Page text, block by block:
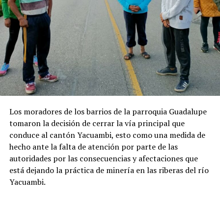
Los moradores de los barrios de la parroquia Guadalupe
tomaron la decisión de cerrar la vía principal que
conduce al cantón Yacuambi, esto como una medida de
hecho ante la falta de atención por parte de las
autoridades por las consecuencias y afectaciones que
está dejando la práctica de minería en las riberas del río
Yacuambi.